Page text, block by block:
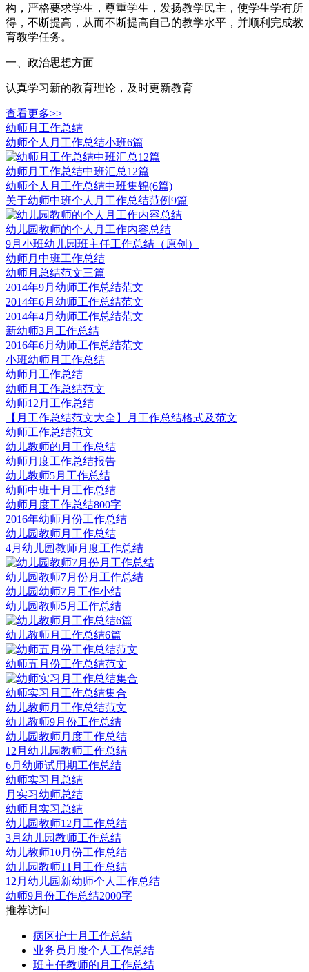
构，严格要求学生，尊重学生，发扬教学民主，使学生学有所
得，不断提高，从而不断提高自己的教学水平，并顺利完成教
育教学任务。
一、政治思想方面
认真学习新的教育理论，及时更新教育
查看更多>>
幼师月工作总结
幼师个人月工作总结小班6篇
幼师月工作总结中班汇总12篇
幼师个人月工作总结中班集锦(6篇)
关于幼师中班个人月工作总结范例9篇
幼儿园教师的个人月工作内容总结
9月小班幼儿园班主任工作总结（原创）
幼师月中班工作总结
幼师月总结范文三篇
2014年9月幼师工作总结范文
2014年6月幼师工作总结范文
2014年4月幼师工作总结范文
新幼师3月工作总结
2016年6月幼师工作总结范文
小班幼师月工作总结
幼师月工作总结
幼师月工作总结范文
幼师12月工作总结
【月工作总结范文大全】月工作总结格式及范文
幼师工作总结范文
幼儿教师的月工作总结
幼师月度工作总结报告
幼儿教师5月工作总结
幼师中班十月工作总结
幼师月度工作总结800字
2016年幼师月份工作总结
幼儿园教师月工作总结
4月幼儿园教师月度工作总结
幼儿园教师7月份月工作总结
幼儿园幼师7月工作小结
幼儿园教师5月工作总结
幼儿教师月工作总结6篇
幼师五月份工作总结范文
幼师实习月工作总结集合
幼儿教师月工作总结范文
幼儿教师9月份工作总结
幼儿园教师月度工作总结
12月幼儿园教师工作总结
6月幼师试用期工作总结
幼师实习月总结
月实习幼师总结
幼师月实习总结
幼儿园教师12月工作总结
3月幼儿园教师工作总结
幼儿教师10月份工作总结
幼儿园教师11月工作总结
12月幼儿园新幼师个人工作总结
幼师9月份工作总结2000字
推荐访问
病区护士月工作总结
业务员月度个人工作总结
班主任教师的月工作总结